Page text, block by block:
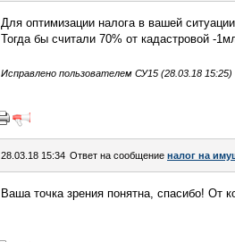
Для оптимизации налога в вашей
Тогда бы считали 70% от кадастровой -
Исправлено пользователем СУ15 (28.03.18 15:25)
28.03.18 15:34 Ответ на сообщение налог на
Ваша точка зрения понятна, спасибо! От